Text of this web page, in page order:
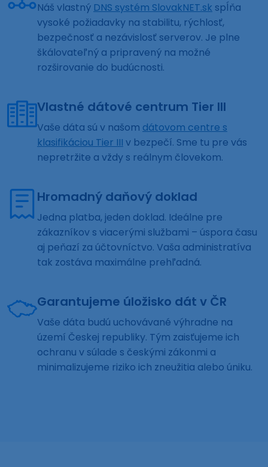
Náš vlastný DNS systém SlovakNET.sk spĺňa
vysoké požiadavky na stabilitu, rýchlosť,
bezpečnosť a nezávislosť serverov. Je plne
škálovateľný a pripravený na možné
rozširovanie do budúcnosti.
Vlastné dátové centrum Tier III
Vaše dáta sú v našom dátovom centre s
klasifikáciou Tier III v bezpečí. Sme tu pre vás
nepretržite a vždy s reálnym človekom.
Hromadný daňový doklad
Jedna platba, jeden doklad. Ideálne pre
zákazníkov s viacerými službami – úspora času
aj peňazí za účtovníctvo. Vaša administratíva
tak zostáva maximálne prehľadná.
Garantujeme úložisko dát v ČR
Vaše dáta budú uchovávané výhradne na
území Českej republiky. Tým zaisťujeme ich
ochranu v súlade s českými zákonmi a
minimalizujeme riziko ich zneužitia alebo úniku.